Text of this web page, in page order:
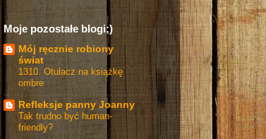
Moje pozostałe blogi;)
Mój ręcznie robiony
świat
1310. Otulacz na książkę
ombre
Refleksje panny Joanny
Tak trudno być human-
friendly?